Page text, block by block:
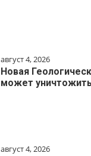
август 4, 2026
Новая
может
август 4, 2026